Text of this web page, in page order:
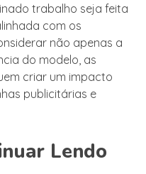
trabalho seja feita
com os
não apenas a
do modelo, as
criar um impacto
publicitárias e
Lendo